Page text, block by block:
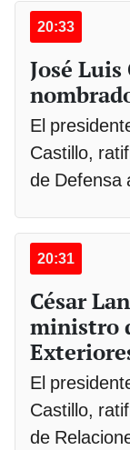
20:33
José
El
Castillo,
de Defensa
20:31
César
ministro
El
Castillo,
de